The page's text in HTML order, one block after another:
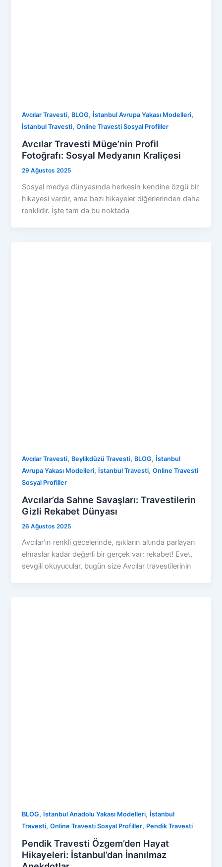
Avcılar Travesti, BLOG, İstanbul Avrupa Yakası Modelleri,
İstanbul Travesti,Online Travesti Sosyal Profiller
Avcılar Travesti Müge’nin Profil
Fotoğrafı: Sosyal Medyanın Kraliçesi
29 Ağustos 2025
Sosyal medya dünyasında herkesin kendine özgü bir
hikayesi vardır, ama bazı hikayeler diğerlerinden daha
renklidir. İşte tam da bu noktada
Avcılar Travesti, Beylikdüzü Travesti, BLOG, İstanbul
Avrupa Yakası Modelleri, İstanbul Travesti,Online Travesti
Sosyal Profiller
Avcılar’da Sahne Savaşları: Travestilerin
Gizli Rekabet Dünyası
26 Ağustos 2025
Avcılar’ın renkli gecelerinde, ışıkların altında parlayan
elmaslar kadar değerli bir gerçek var: rekabet! Evet,
sevgili okuyucular, bugün size Avcılar travestilerinin
BLOG, İstanbul Anadolu Yakası Modelleri, İstanbul
Travesti,Online Travesti Sosyal Profiller, Pendik Travesti
Pendik Travesti Özgem’den Hayat
Hikayeleri: İstanbul’dan İnanılmaz